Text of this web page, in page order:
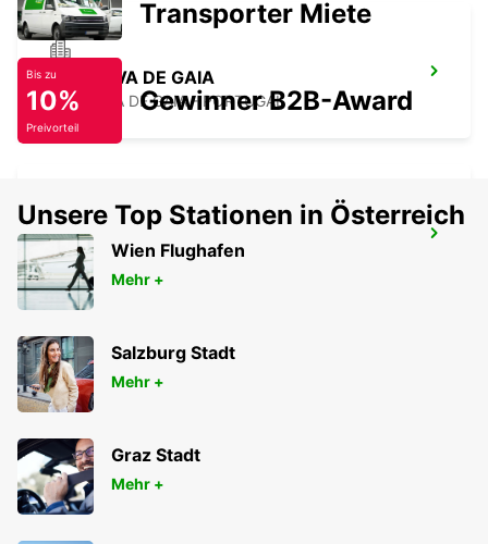
VILA NOVA DE GAIA
VILA NOVA DE GAIA - PORTUGAL
VILA REAL
VILA REAL - PORTUGAL
Transporter Miete
Bis zu
10%
Preivorteil
Gewinner B2B-Award
Unsere Top Stationen in Österreich
Wien Flughafen
Mehr +
Salzburg Stadt
Mehr +
Graz Stadt
Mehr +